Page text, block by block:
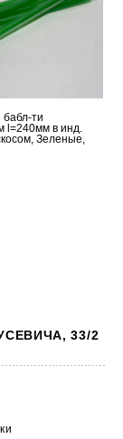
бабл-ти
l=240мм в инд.
Зеленые,
33/2